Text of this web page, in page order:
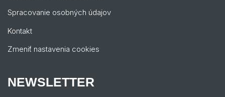
Spracovanie osobných údajov
Kontakt
Zmeniť nastavenia cookies
NEWSLETTER